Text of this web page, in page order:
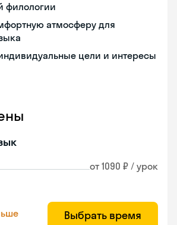
филологии
атмосферу для
цели и интересы
от 1090 ₽ / урок
Выбрать время